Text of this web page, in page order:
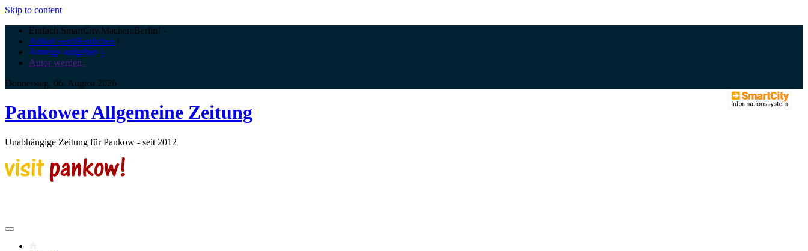
Skip to content
Einfach.SmartCity.Machen:Berlin! -
Artikel veröffentlichen |
Anzeige aufgeben |
Autor werden
Donnerstag, 06. August 2026
Pankower Allgemeine Zeitung
Unabhängige Zeitung für Pankow - seit 2012